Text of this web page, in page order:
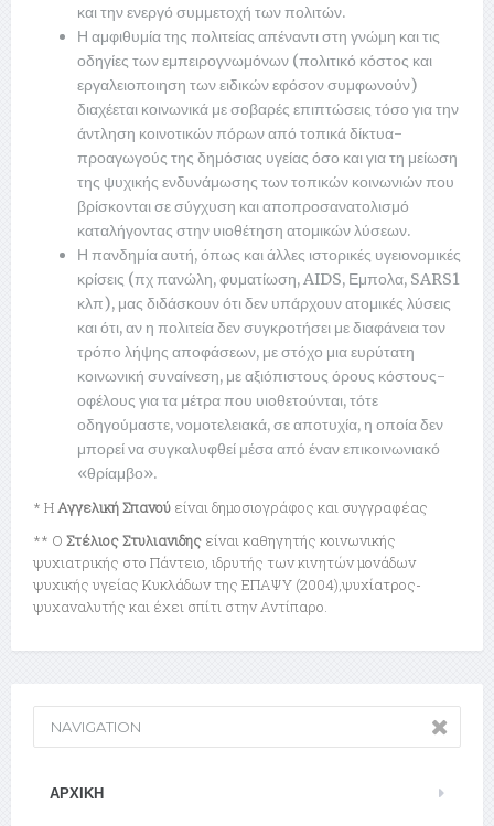
και την ενεργό συμμετοχή των πολιτών.
Η αμφιθυμία της πολιτείας απέναντι στη γνώμη και τις
οδηγίες των εμπειρογνωμόνων (πολιτικό κόστος και
εργαλειοποιηση των ειδικών εφόσον συμφωνούν)
διαχέεται κοινωνικά με σοβαρές επιπτώσεις τόσο για την
άντληση κοινοτικών πόρων από τοπικά δίκτυα-
προαγωγούς της δημόσιας υγείας όσο και για τη μείωση
της ψυχικής ενδυνάμωσης των τοπικών κοινωνιών που
βρίσκονται σε σύγχυση και αποπροσανατολισμό
καταλήγοντας στην υιοθέτηση ατομικών λύσεων.
Η πανδημία αυτή, όπως και άλλες ιστορικές υγειονομικές
κρίσεις (πχ πανώλη, φυματίωση, AIDS, Εμπολα, SARS1
κλπ), μας διδάσκουν ότι δεν υπάρχουν ατομικές λύσεις
και ότι, αν η πολιτεία δεν συγκροτήσει με διαφάνεια τον
τρόπο λήψης αποφάσεων, με στόχο μια ευρύτατη
κοινωνική συναίνεση, με αξιόπιστους όρους κόστους-
οφέλους για τα μέτρα που υιοθετούνται, τότε
οδηγούμαστε, νομοτελειακά, σε αποτυχία, η οποία δεν
μπορεί να συγκαλυφθεί μέσα από έναν επικοινωνιακό
«θρίαμβο».
* ΗΑγγελική Σπανού είναι δημοσιογράφος και συγγραφέας
** Ο Στέλιος Στυλιανιδης είναι καθηγητής κοινωνικής
ψυχιατρικής στο Πάντειο, ιδρυτής των κινητών μονάδων
ψυχικής υγείας Κυκλάδων της ΕΠΑΨΥ (2004),ψυχίατρος-
ψυχαναλυτής και έχει σπίτι στην Αντίπαρο.
NAVIGATION
ΑΡΧΙΚΉ